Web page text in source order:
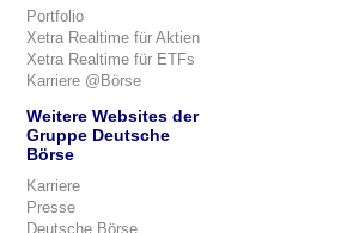
Portfolio
Xetra Realtime für Aktien
Xetra Realtime für ETFs
Karriere @Börse
Weitere Websites der
Gruppe Deutsche
Börse
Karriere
Presse
Deutsche Börse